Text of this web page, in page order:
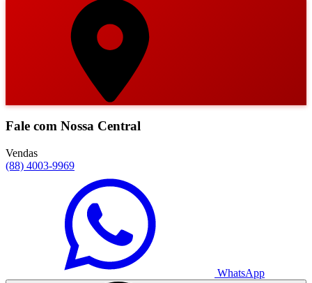
Fale com Nossa Central
Vendas
(88) 4003-9969
WhatsApp